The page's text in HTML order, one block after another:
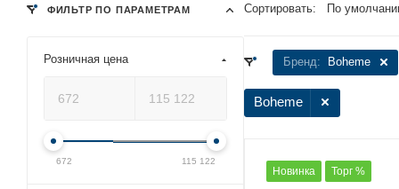
Сортировать: По
Бренд: Boheme
Boheme
Новинка Торг %
ФИЛЬТР ПО ПАРАМЕТРАМ
Розничная цена
672 115 122